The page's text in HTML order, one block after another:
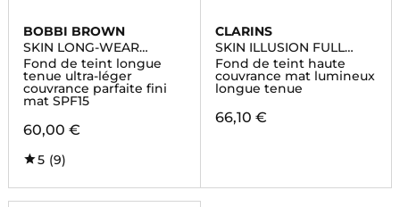
BOBBI BROWN
SKIN LONG-WEAR
WEIGHTLESS
FOUNDATION
Fond de teint longue
tenue ultra-léger
couvrance parfaite fini
mat SPF15
60,00 €
5 (9)
CLARINS
SKIN ILLUSION FULL
COVERAGE
Fond de teint haute
couvrance mat lumineux
longue tenue
66,10 €